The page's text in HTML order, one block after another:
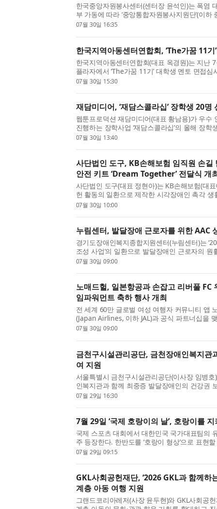
한국중앙자원봉사센터(센터장 윤석인)는 폭염
부 가동에 따라 ‘중앙통합자원봉사지원단’(이
원봉사센터와 함께 폭염 재난 취약계층 밀착 지
07월 30일 16:35
한국지역아동센터연합회, ‘The가꿈 11
한국지역아동센터연합회(대표 옥경원)는 지난
플라자에서 ‘The가꿈 11기’ 대학생 멘토 면접
역 소재 대학교 재학생 72명을 최종 선발했다.
07월 30일 15:30
재담미디어, ‘재담스콜라십’ 장학생 20
웹툰프로덕션 재담미디어(대표 황남용)가 우수
진행하는 장학사업 ‘재담스콜라십’의 올해 장학
스콜라십’은 재담미디어가 웹툰 사업을 통해 거
07월 30일 13:40
사단법인 도구, KB손해보험 임직원 손길
안전 키트 ‘Dream Together’ 전달식 개
사단법인 도구(대표 정현아)는 KB손해보험(대
헌 활동의 일환으로 제작한 시각장애인 촉각 생
전달식을 지난 7월 29일(수) 대한안마사협회에
07월 30일 10:00
누림센터, 발달장애 근로자를 위한 AAC
경기도장애인복지종합지원센터(누림센터)는
조성 사업’의 일환으로 발달장애인 근로자의
보완대체의사소통(AAC, Augmentative and
07월 30일 09:00
노매드헐, 일본항공과 손잡고 리버풀 FC
임파워먼트 축하 행사 개최
전 세계 60만 글로벌 여성 여행자 커뮤니티 앱
(Japan Airlines, 이하 JAL)과 공식 파트너십을
기념하는 특별 협업 프로젝트를 진행했다고 밝
07월 30일 09:00
금천구시설관리공단, 금천장애인복지관
여 지원
서울특별시 금천구시설관리공단(이사장 임병
인복지관과 함께 최중증 발달장애인의 건강권
형 체육활동을 지원하고 있다고 밝혔다. 이번
07월 29일 16:30
7월 29일 ‘국제 호랑이의 날’, 호랑이를
국제 스포츠 대회에서 대한민국 국가대표팀의
주 등장한다. 한반도를 ‘호랑이 형상’으로 표현
속에서 오랫동안 친숙한 존재였다. 설화와 민담
07월 29일 09:15
GKL사회공헌재단, ‘2026 GKL과 함께하
계층 아동 여행 지원
그랜드코리아레저(사장 윤두현)와 GKL사회공